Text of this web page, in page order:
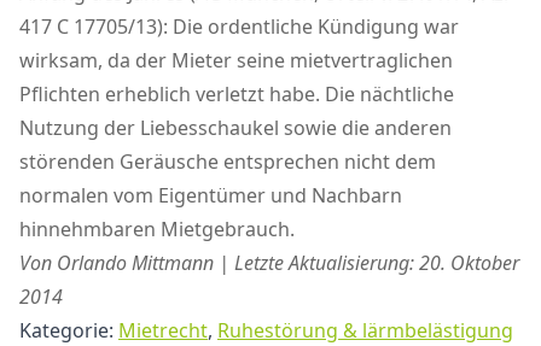
417 C 17705/13): Die ordentliche Kündigung war
wirksam, da der Mieter seine mietvertraglichen
Pflichten erheblich verletzt habe. Die nächtliche
Nutzung der Liebesschaukel sowie die anderen
störenden Geräusche entsprechen nicht dem
normalen vom Eigentümer und Nachbarn
hinnehmbaren Mietgebrauch.
Von Orlando Mittmann | Letzte Aktualisierung: 20. Oktober
2014
Kategorie: Mietrecht, Ruhestörung & lärmbelästigung